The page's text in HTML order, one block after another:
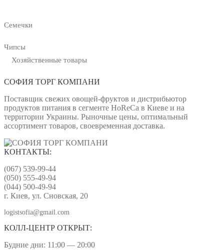
Семечки
Чипсы
Хозяйственные товары
СОФИЯ ТОРГ КОМПАНИ
Поставщик свежих овощей-фруктов и дистрибьютор
продуктов питания в сегменте HoReCa в Киеве и на
территории Украины. Рыночные цены, оптимальный
ассортимент товаров, своевременная доставка.
КОНТАКТЫ:
(067) 539-99-44
(050) 555-49-94
(044) 500-49-94
г. Киев, ул. Сновская, 20
logistsofia@gmail.com
КОЛЛ-ЦЕНТР ОТКРЫТ:
Будние дни: 11:00 — 20:00